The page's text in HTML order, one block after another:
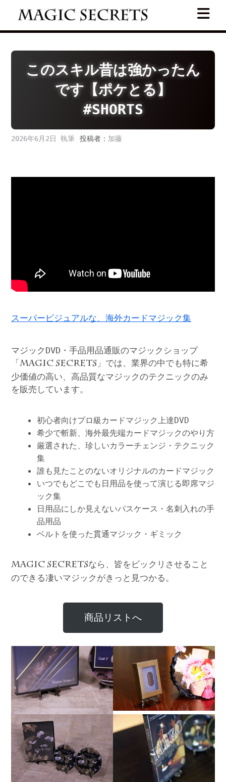
このスキル昔は強かったん
です【ポケとる】
#SHORTS
2026年6月2日 投稿者： 加藤
スーパービジュアルな、海外カードマジック集
マジックDVD・手品用品通販のマジックショップ
「 MAGIC SECRETS 」では、業界の中でも特に希
少価値の高い、高品質なマジックのテクニックのみ
を販売しています。
初心者向けプロ級カードマジック上達DVD
希少で斬新、海外最先端カードマジックのやり方
厳選された、珍しいカラーチェンジ・テクニック
集
誰も見たことのないオリジナルのカードマジック
いつでもどこでも日用品を使って演じる即席マジ
ック集
日用品にしか見えないパスケース・名刺入れの手
品用品
ベルトを使った貫通マジック・ギミック
MAGIC SECRETSなら、皆をビックリさせること
のできる凄いマジックがきっと見つかる。
商品リストへ